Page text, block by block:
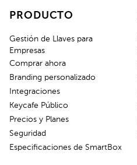
PRODUCTO
Gestión de Llaves para
Empresas
Comprar ahora
Branding personalizado
Integraciones
Keycafe Público
Precios y Planes
Seguridad
Especificaciones de SmartBox